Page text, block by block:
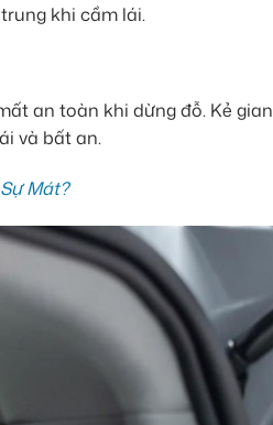
khi cầm lái.
an toàn khi dừng đỗ. Kẻ gian
và bất an.
Mát?